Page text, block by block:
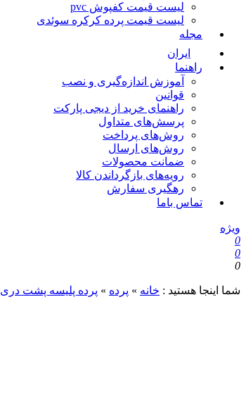
لیست قیمت کفپوش pvc
لیست قیمت پرده کرکره سوئدی
مجله
ایران
راهنما
آموزش اندازه‌گیری و نصب
قوانین
راهنمای خرید از دیجی پارکت
پرسش‌های متداول
روش‌های پرداخت
روش‌های ارسال
ضمانت محصولات
رویه‌های بازگرداندن کالا
رهگیری سفارش
تماس باما
ویژه
0
0
0
شما اینجا هستید : خانه » پرده » پرده پلیسه پشت دری